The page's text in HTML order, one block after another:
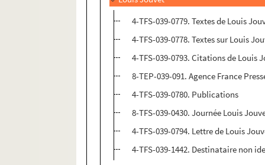
4-TFS-039-0779. Textes de Louis
4-TFS-039-0778. Textes sur Louis
4-TFS-039-0793. Citations de Louis
8-TEP-039-091. Agence France
4-TFS-039-0780. Publications
8-TFS-039-0430. Journée Louis
4-TFS-039-0794. Lettre de Louis
4-TFS-039-1442. Destinataire non